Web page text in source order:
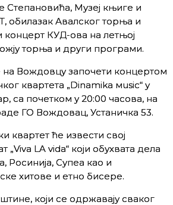
Степановића, Музеј књиге и
обилазак Авалског торња и
КУД-ова на летњој
торња и други програми.
на Вождовцу започети концертом
квартета „Dinamika мusic“ у
са почетком у 20:00 часова, на
ГО Вождовац, Устаничка 53.
квартет ће извести свој
„Viva LA vida“ који обухвата дела
Росинија, Супеа као и
хитове и етно бисере.
који се одржавају сваког